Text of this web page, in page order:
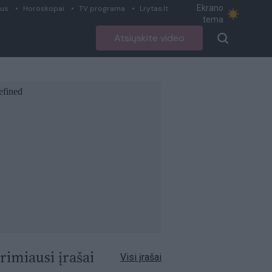
Horoskopai TV programa Lrytas.lt
Ekrano
tema
Atsiųskite video
įrašai Visi įrašai